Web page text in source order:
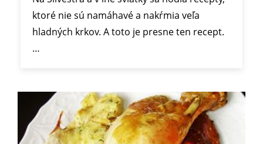
ktoré nie sú namáhavé a nakŕmia veľa
hladných krkov. A toto je presne ten recept.
…